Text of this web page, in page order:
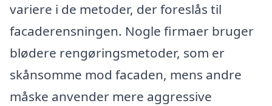
variere i de metoder, der foreslås til
facaderensningen. Nogle firmaer bruger
blødere rengøringsmetoder, som er
skånsomme mod facaden, mens andre
måske anvender mere aggressive